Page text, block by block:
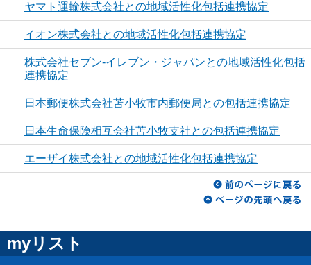
ヤマト運輸株式会社との地域活性化包括連携協定
イオン株式会社との地域活性化包括連携協定
株式会社セブン-イレブン・ジャパンとの地域活性化包括
連携協定
日本郵便株式会社苫小牧市内郵便局との包括連携協定
日本生命保険相互会社苫小牧支社との包括連携協定
エーザイ株式会社との地域活性化包括連携協定
myリスト